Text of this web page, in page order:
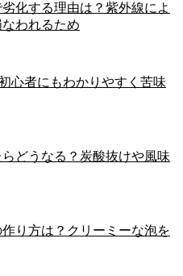
化する理由は？紫外線によ
われるため
心者にもわかりやすく苦味
どうなる？炭酸抜けや風味
り方は？クリーミーな泡を